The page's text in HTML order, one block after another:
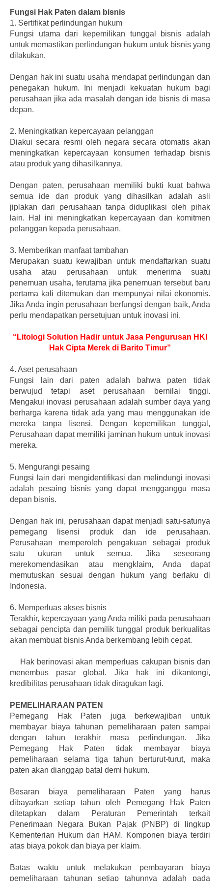
Fungsi Hak Paten dalam bisnis
1. Sertifikat perlindungan hukum
Fungsi utama dari kepemilikan tunggal bisnis adalah
untuk memastikan perlindungan hukum untuk bisnis yang
dilakukan.
Dengan hak ini suatu usaha mendapat perlindungan dan
penegakan hukum. Ini menjadi kekuatan hukum bagi
perusahaan jika ada masalah dengan ide bisnis di masa
depan.
2. Meningkatkan kepercayaan pelanggan
Diakui secara resmi oleh negara secara otomatis akan
meningkatkan kepercayaan konsumen terhadap bisnis
atau produk yang dihasilkannya.
Dengan paten, perusahaan memiliki bukti kuat bahwa
semua ide dan produk yang dihasilkan adalah asli
jiplakan dari perusahaan tanpa diduplikasi oleh pihak
lain. Hal ini meningkatkan kepercayaan dan komitmen
pelanggan kepada perusahaan.
3. Memberikan manfaat tambahan
Merupakan suatu kewajiban untuk mendaftarkan suatu
usaha atau perusahaan untuk menerima suatu
penemuan usaha, terutama jika penemuan tersebut baru
pertama kali ditemukan dan mempunyai nilai ekonomis.
Jika Anda ingin perusahaan berfungsi dengan baik, Anda
perlu mendapatkan persetujuan untuk inovasi ini.
“Litologi Solution Hadir untuk Jasa Pengurusan HKI
Hak Cipta Merek di Barito Timur”
4. Aset perusahaan
Fungsi lain dari paten adalah bahwa paten tidak
berwujud tetapi aset perusahaan bernilai tinggi.
Mengakui inovasi perusahaan adalah sumber daya yang
berharga karena tidak ada yang mau menggunakan ide
mereka tanpa lisensi. Dengan kepemilikan tunggal,
Perusahaan dapat memiliki jaminan hukum untuk inovasi
mereka.
5. Mengurangi pesaing
Fungsi lain dari mengidentifikasi dan melindungi inovasi
adalah pesaing bisnis yang dapat mengganggu masa
depan bisnis.
Dengan hak ini, perusahaan dapat menjadi satu-satunya
pemegang lisensi produk dan ide perusahaan.
Perusahaan memperoleh pengakuan sebagai produk
satu ukuran untuk semua. Jika seseorang
merekomendasikan atau mengklaim, Anda dapat
memutuskan sesuai dengan hukum yang berlaku di
Indonesia.
6. Memperluas akses bisnis
Terakhir, kepercayaan yang Anda miliki pada perusahaan
sebagai pencipta dan pemilik tunggal produk berkualitas
akan membuat bisnis Anda berkembang lebih cepat.
Hak berinovasi akan memperluas cakupan bisnis dan
menembus pasar global. Jika hak ini dikantongi,
kredibilitas perusahaan tidak diragukan lagi.
PEMELIHARAAN PATEN
Pemegang Hak Paten juga berkewajiban untuk
membayar biaya tahunan pemeliharaan paten sampai
dengan tahun terakhir masa perlindungan. Jika
Pemegang Hak Paten tidak membayar biaya
pemeliharaan selama tiga tahun berturut-turut, maka
paten akan dianggap batal demi hukum.
Besaran biaya pemeliharaan Paten yang harus
dibayarkan setiap tahun oleh Pemegang Hak Paten
ditetapkan dalam Peraturan Pemerintah terkait
Penerimaan Negara Bukan Pajak (PNBP) di lingkup
Kementerian Hukum dan HAM. Komponen biaya terdiri
atas biaya pokok dan biaya per klaim.
Batas waktu untuk melakukan pembayaran biaya
pemeliharaan tahunan setiap tahunnya adalah pada